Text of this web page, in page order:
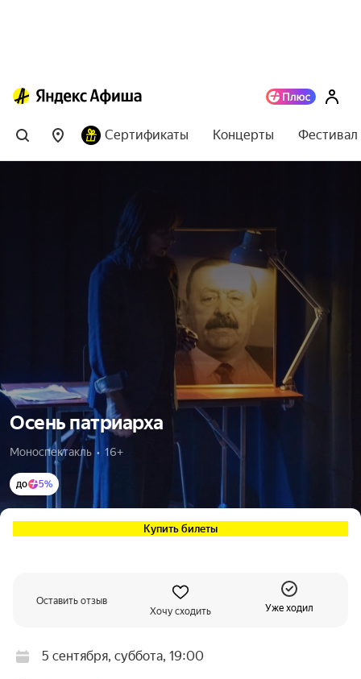
Сертификаты Концерты
Осень патриарха
Моноспектакль  •  16+
до 5%
Купить билеты
Оставить отзыв
Хочу сходить
Уже ходил
5 сентября, суббота, 19:00